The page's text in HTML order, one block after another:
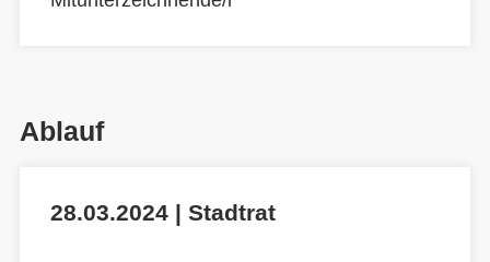
Ablauf
28.03.2024 | Stadtrat